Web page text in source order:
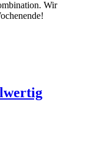
Wir